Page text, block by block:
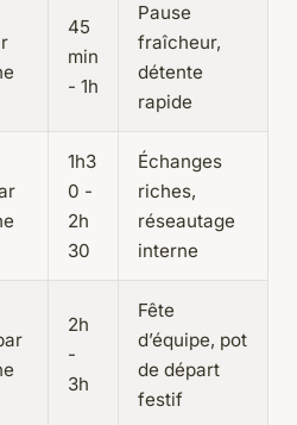
45
min
- 1h
Pause
fraîcheur,
détente
rapide
1h3
0 -
2h
30
Échanges
riches,
réseautage
interne
2h
-
3h
Fête
d’équipe, pot
de départ
festif